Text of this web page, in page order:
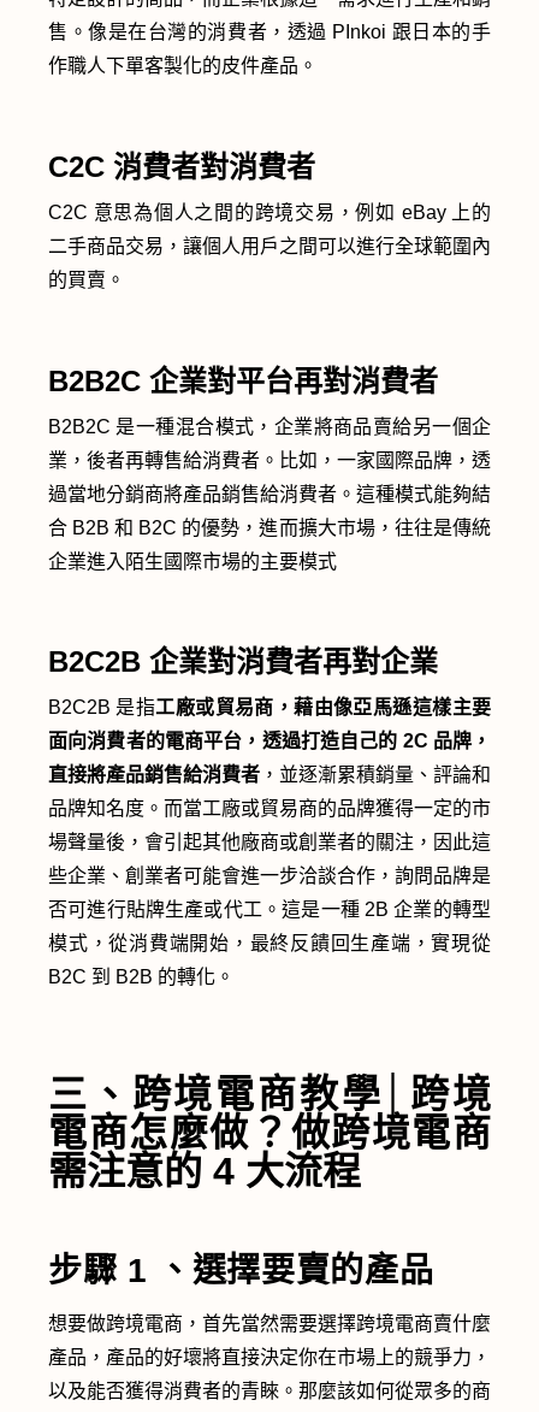
售。像是在台灣的消費者，透過 PInkoi 跟日本的手
作職人下單客製化的皮件產品。
C2C 消費者對消費者
C2C 意思為個人之間的跨境交易，例如 eBay 上的
二手商品交易，讓個人用戶之間可以進行全球範圍內
的買賣。
B2B2C 企業對平台再對消費者
B2B2C 是一種混合模式，企業將商品賣給另一個企
業，後者再轉售給消費者。比如，一家國際品牌，透
過當地分銷商將產品銷售給消費者。這種模式能夠結
合 B2B 和 B2C 的優勢，進而擴大市場，往往是傳統
企業進入陌生國際市場的主要模式
B2C2B 企業對消費者再對企業
B2C2B 是指工廠或貿易商，藉由像亞馬遜這樣主要
面向消費者的電商平台，透過打造自己的 2C 品牌，
直接將產品銷售給消費者 ，並逐漸累積銷量、評論和
品牌知名度。而當工廠或貿易商的品牌獲得一定的市
場聲量後，會引起其他廠商或創業者的關注，因此這
些企業、創業者可能會進一步洽談合作，詢問品牌是
否可進行貼牌生產或代工。這是一種 2B 企業的轉型
模式，從消費端開始，最終反饋回生產端，實現從
B2C 到 B2B 的轉化。
三、跨境電商教學│跨境
電商怎麼做？做跨境電商
需注意的 4 大流程
步驟 1 、選擇要賣的產品
想要做跨境電商，首先當然需要選擇跨境電商賣什麼
產品，產品的好壞將直接決定你在市場上的競爭力，
以及能否獲得消費者的青睞。那麼該如何從眾多的商